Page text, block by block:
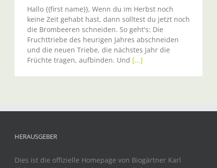
Hallo {{first name}}, Wenn du im Herbst noch
keine Zeit gehabt hast, dann solltest du jetzt noch
die Brombeeren schneiden. So geht's: Die
Fruchttriebe des heurigen Jahres abschneiden
und die neuen Triebe, die nächstes Jahr die
Früchte tragen, aufbinden. Und [...]
HERAUSGEBER
Dies ist die offizielle Homepage von Biogärtner Karl